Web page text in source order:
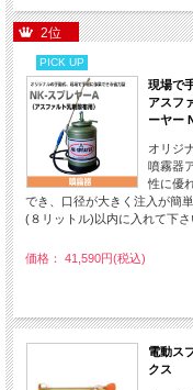
2位
PICK UP
現場で
アスフ
ーヤー
オリジ
噴霧器
性に優
でき、口径が大きく注入が簡
(８リットル)以内に入れて下さ
価格： 41,590円(税込)
電動ス
クス